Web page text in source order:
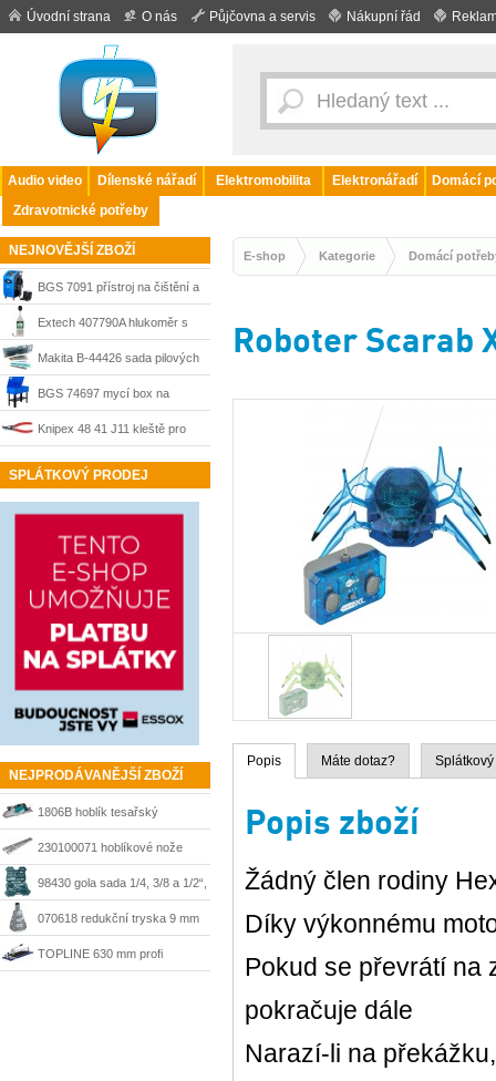
Úvodní strana O nás Půjčovna a servis Nákupní řád
Audio video Dílenské nářadí Elektromobilita Elektronářadí
Domácí
Zdravotnické potřeby
NEJNOVĚJŠÍ ZBOŽÍ
BGS 7091 přístroj na čištění a
výměnu oleje v automatických
převodovkách
Extech 407790A hlukoměr s
dataloggerem a 1/3oktávovým
analyzátorem 20–130 dB
Makita B-44426 sada pilových
listů do přímočaré pily 10-dílná
BGS 74697 mycí box na
součástky 150 l, 220–240 V
Knipex 48 41 J11 kleště pro
vnitřní pojistné kroužky 12–25
SPLÁTKOVÝ PRODEJ
NEJPRODÁVANĚJŠÍ ZBOŽÍ
1806B hoblík tesařský
velkoplošný 170 mm Makita
230100071 hoblíkové nože
HSS 210 mm Matrix
98430 gola sada 1/4, 3/8 a 1/2“,
215 dílů + kufr Mannesmann
070618 redukční tryska 9 mm
Steinel
TOPLINE 630 mm profi
E-shop Kategorie Domácí
Roboter Scarab
Popis Máte dotaz?
Popis zboží
Žádný člen rodiny
Díky výkonnému
Pokud se převrátí na
pokračuje dále
Narazí-li na